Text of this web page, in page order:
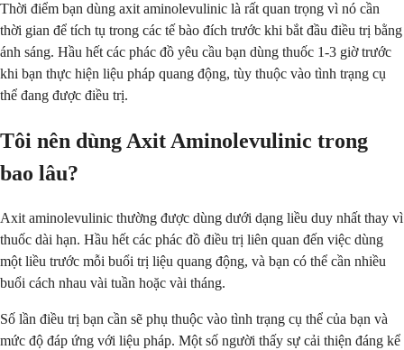
Thời điểm bạn dùng axit aminolevulinic là rất quan trọng vì nó cần
thời gian để tích tụ trong các tế bào đích trước khi bắt đầu điều trị bằng
ánh sáng. Hầu hết các phác đồ yêu cầu bạn dùng thuốc 1-3 giờ trước
khi bạn thực hiện liệu pháp quang động, tùy thuộc vào tình trạng cụ
thể đang được điều trị.
Tôi nên dùng Axit Aminolevulinic trong
bao lâu?
Axit aminolevulinic thường được dùng dưới dạng liều duy nhất thay vì
thuốc dài hạn. Hầu hết các phác đồ điều trị liên quan đến việc dùng
một liều trước mỗi buổi trị liệu quang động, và bạn có thể cần nhiều
buổi cách nhau vài tuần hoặc vài tháng.
Số lần điều trị bạn cần sẽ phụ thuộc vào tình trạng cụ thể của bạn và
mức độ đáp ứng với liệu pháp. Một số người thấy sự cải thiện đáng kể